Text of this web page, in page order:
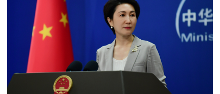
任驻几
内亚大
使
使馆信